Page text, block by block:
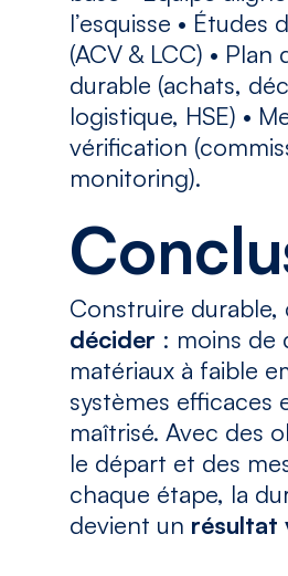
l’esquisse • Études
(ACV & LCC) •
durable (achats,
logistique, HSE) •
vérification
monitoring).
Construire durable,
décider : moins de
matériaux à faible
systèmes efficaces
maîtrisé. Avec des
le départ et des
chaque étape, la
devient un résultat